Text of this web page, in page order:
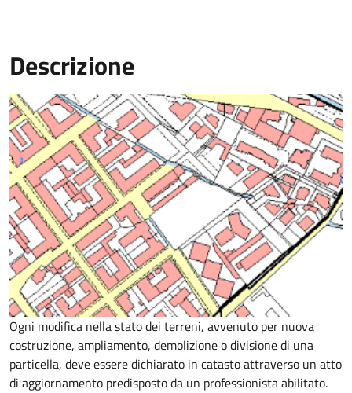
Descrizione
Ogni modifica nella stato dei terreni, avvenuto per nuova
costruzione, ampliamento, demolizione o divisione di una
particella, deve essere dichiarato in catasto attraverso un atto
di aggiornamento predisposto da un professionista abilitato.